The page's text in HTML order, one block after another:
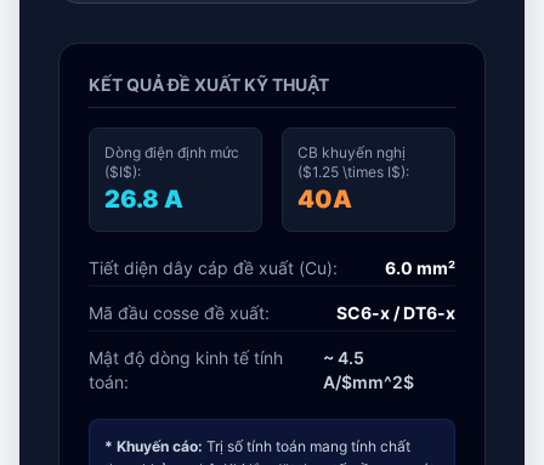
KẾT QUẢ ĐỀ XUẤT KỸ THUẬT
Dòng điện định mức
($I$):
26.8 A
CB khuyến nghị
($1.25 \times I$):
40A
Tiết diện dây cáp đề xuất (Cu): 6.0 mm²
Mã đầu cosse đề xuất: SC6-x / DT6-x
Mật độ dòng kinh tế tính
toán:
~ 4.5
A/$mm^2$
* Khuyến cáo: Trị số tính toán mang tính chất